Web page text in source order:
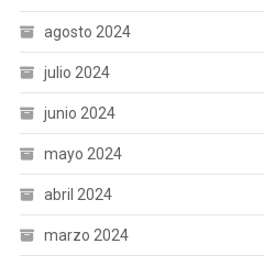
agosto 2024
julio 2024
junio 2024
mayo 2024
abril 2024
marzo 2024